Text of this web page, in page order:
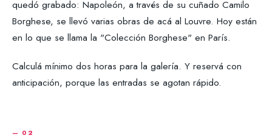
quedó grabado: Napoleón, a través de su cuñado Camilo
Borghese, se llevó varias obras de acá al Louvre. Hoy están
en lo que se llama la "Colección Borghese" en París.
Calculá mínimo dos horas para la galería. Y reservá con
anticipación, porque las entradas se agotan rápido.